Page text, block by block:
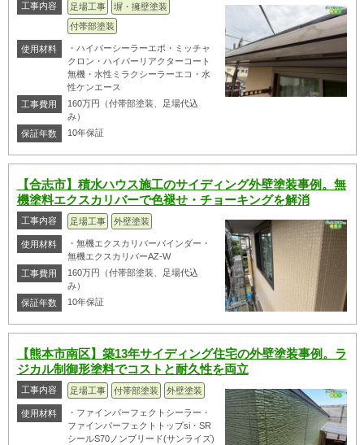
工事内容 足場工事
塀・擁壁塗装
付帯部塗装
使用材料
・ハイパーシーラーエポ・ミッチャ
クロン・ハイパーリアクターコート
無機・水性ミラクシーラーエコ・水
性ケンエース
工事費用
160万円（付帯部塗装、足場代込
み）
保証年数
10年保証
【合志市】積水ハウス施工のサイディング外壁塗装事例。無
機塗料エクスカリバーで色褪せ・チョーキングを解消
工事内容 足場工事 外壁塗装
使用材料
・無機エクスカリバーバインダー・
無機エクスカリバーAZ-W
工事費用
160万円（付帯部塗装、足場代込
み）
保証年数
10年保証
【熊本市南区】築13年サイディング住宅の外壁塗装事例。ラ
ジカル制御形塗料でコストと耐久性を両立
工事内容 足場工事 付帯部塗装 外壁塗装
使用材料
・ファインパーフェクトシーラー・
ファインパーフェクトトップsi・SR
シールS70ノンブリード(サンライズ)